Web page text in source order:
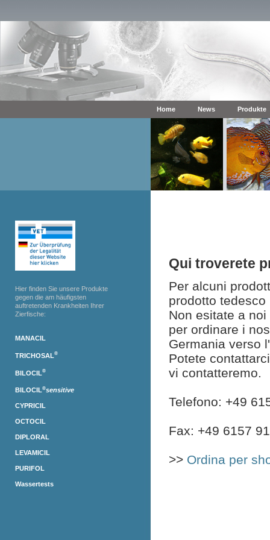
Home News Produkte
Hier finden Sie unsere Produkte
gegen die am häufigsten
auftretenden Krankheiten Ihrer
Zierfische:
MANACIL
TRICHOSAL®
BILOCIL®
BILOCIL®sensitive
CYPRICIL
OCTOCIL
DIPLORAL
LEVAMICIL
PURIFOL
Wassertests
Qui troverete
Per alcuni
prodotto
Non esitate a
per ordinare i
Germania verso
Potete
vi contatteremo.
Telefono: +49
Fax: +49 6157
>> Ordina per